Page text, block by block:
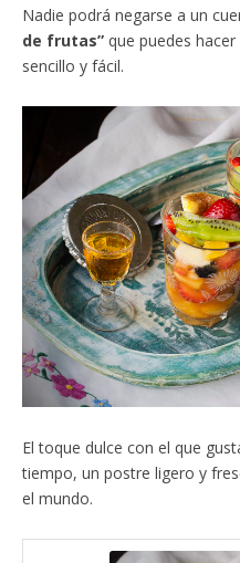
Nadie podrá negarse a un
de frutas” que puedes
sencillo y fácil.
El toque dulce con el que
tiempo, un postre ligero y
el mundo.